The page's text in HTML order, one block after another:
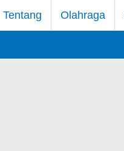
Tentang Olahraga